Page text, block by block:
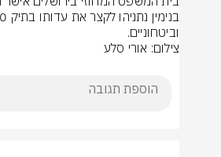
וביטחוניים.
צילום: אורי סלע